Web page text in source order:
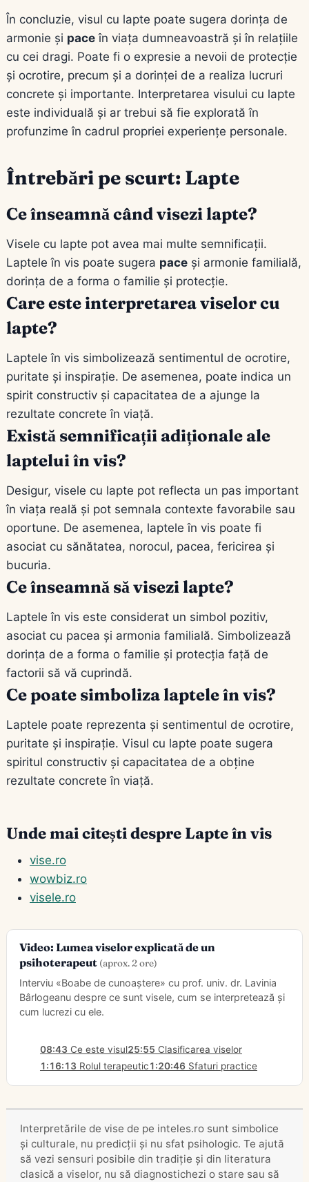
În concluzie, visul cu lapte poate sugera dorința de
armonie și pace în viața dumneavoastră și în relațiile
cu cei dragi. Poate fi o expresie a nevoii de protecție
și ocrotire, precum și a dorinței de a realiza lucruri
concrete și importante. Interpretarea visului cu lapte
este individuală și ar trebui să fie explorată în
profunzime în cadrul propriei experiențe personale.
Întrebări pe scurt: Lapte
Ce înseamnă când visezi lapte?
Visele cu lapte pot avea mai multe semnificații.
Laptele în vis poate sugera pace și armonie familială,
dorința de a forma o familie și protecție.
Care este interpretarea viselor cu
lapte?
Laptele în vis simbolizează sentimentul de ocrotire,
puritate și inspirație. De asemenea, poate indica un
spirit constructiv și capacitatea de a ajunge la
rezultate concrete în viață.
Există semnificații adiționale ale
laptelui în vis?
Desigur, visele cu lapte pot reflecta un pas important
în viața reală și pot semnala contexte favorabile sau
oportune. De asemenea, laptele în vis poate fi
asociat cu sănătatea, norocul, pacea, fericirea și
bucuria.
Ce înseamnă să visezi lapte?
Laptele în vis este considerat un simbol pozitiv,
asociat cu pacea și armonia familială. Simbolizează
dorința de a forma o familie și protecția față de
factorii să vă cuprindă.
Ce poate simboliza laptele în vis?
Laptele poate reprezenta și sentimentul de ocrotire,
puritate și inspirație. Visul cu lapte poate sugera
spiritul constructiv și capacitatea de a obține
rezultate concrete în viață.
Unde mai citești despre Lapte în vis
vise.ro
wowbiz.ro
visele.ro
Video: Lumea viselor explicată de un
psihoterapeut (aprox. 2 ore)
Interviu «Boabe de cunoaștere» cu prof. univ. dr. Lavinia
Bârlogeanu despre ce sunt visele, cum se interpretează și
cum lucrezi cu ele.
08:43 Ce este visul25:55 Clasificarea viselor
1:16:13 Rolul terapeutic1:20:46Sfaturi practice
Interpretările de vise de pe inteles.ro sunt simbolice
și culturale, nu predicții și nu sfat psihologic. Te ajută
să vezi sensuri posibile din tradiție și din literatura
clasică a viselor, nu să diagnostichezi o stare sau să